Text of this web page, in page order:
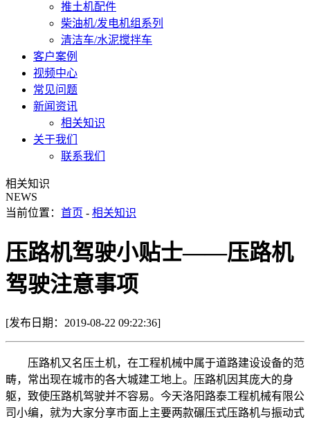
推土机配件
柴油机/发电机组系列
清洁车/水泥搅拌车
客户案例
视频中心
常见问题
新闻资讯
相关知识
关于我们
联系我们
相关知识
NEWS
当前位置： 首页 - 相关知识
压路机驾驶小贴士——压路机
驾驶注意事项
[发布日期：2019-08-22 09:22:36]
压路机又名压土机，在工程机械中属于道路建设设备的范
畴，常出现在城市的各大城建工地上。压路机因其庞大的身
躯，致使压路机驾驶并不容易。今天洛阳路泰工程机械有限公
司小编，就为大家分享市面上主要两款碾压式压路机与振动式